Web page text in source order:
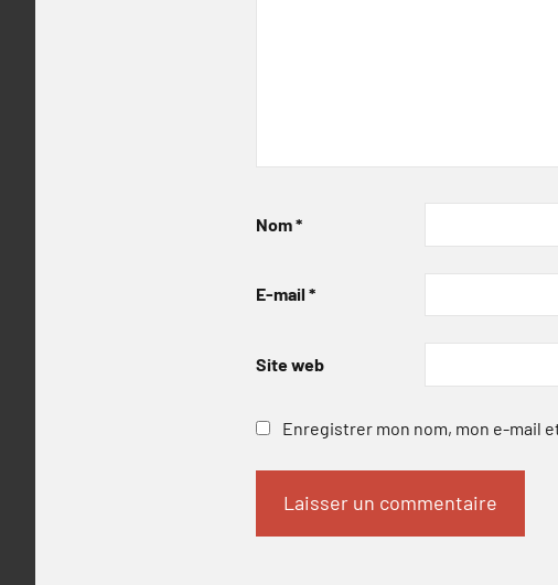
Nom*
E-mail *
Site web
Enregistrer mon nom, mon e-mail